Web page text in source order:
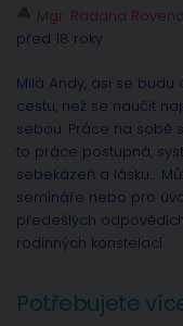
Mgr. Radana
před 18 roky
Milá Andy, asi se
cestu, než se naučit
sebou. Práce na sobě
to práce postupná,
sebekázeň a lásku…
semináře nebo pro
předešlých
rodinných konstelací.
Potřebujete